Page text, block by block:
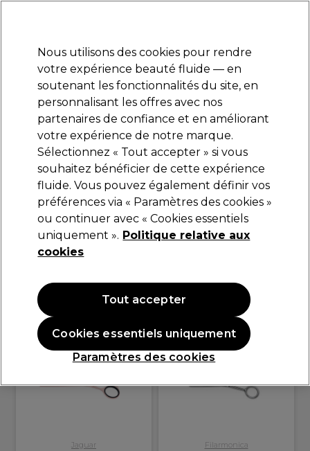
Se connecter
Marques Bons plans Coiffure Electro et Matériel
Livraison et délais
lire la suite
Coiffure Ciseaux de coiffure Ciseaux sculpteurs
Ciseaux sculpteurs
Filters
Jaguar Filarmonica
Nous utilisons des cookies pour rendre
votre expérience beauté fluide — en
soutenant les fonctionnalités du site, en
personnalisant les offres avec nos
partenaires de confiance et en améliorant
votre expérience de notre marque.
Sélectionnez « Tout accepter » si vous
souhaitez bénéficier de cette expérience
fluide. Vous pouvez également définir vos
préférences via « Paramètres des cookies »
ou continuer avec « Cookies essentiels
uniquement ». Politique relative aux
cookies
Paramètres des cookies
Cookies essentiels uniquement
Tout accepter